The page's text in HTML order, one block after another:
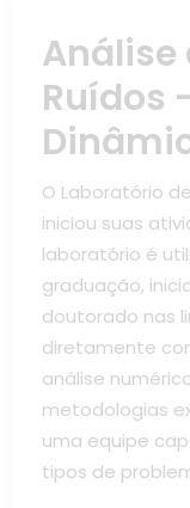
Análise
Ruídos
O Laboratório
iniciou suas
laboratório é
graduação,
doutorado nas
diretamente
análise
metodologias
uma equipe
tipos de